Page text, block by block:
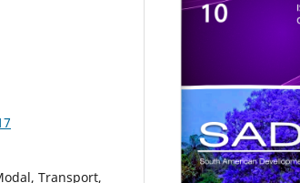
Transport,